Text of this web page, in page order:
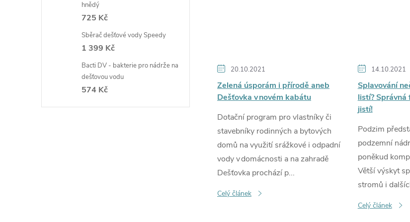
hnědý
725 Kč
Sběrač dešťové vody Speedy
1 399 Kč
Bacti DV - bakterie pro nádrže na
dešťovou vodu
574 Kč
20.10.2021
Zelená úsporám i přírodě aneb
Dešťovka v novém kabátu
Dotační program pro vlastníky či
stavebníky rodinných a bytových
domů na využití srážkové i odpadní
vody v domácnosti a na zahradě
Dešťovka prochází p...
Celý článek
14.10.2021
Splavování
listí?
jistí!
Podzim
podzemní
poněkud
Větší výskyt
stromů i
Celý článek